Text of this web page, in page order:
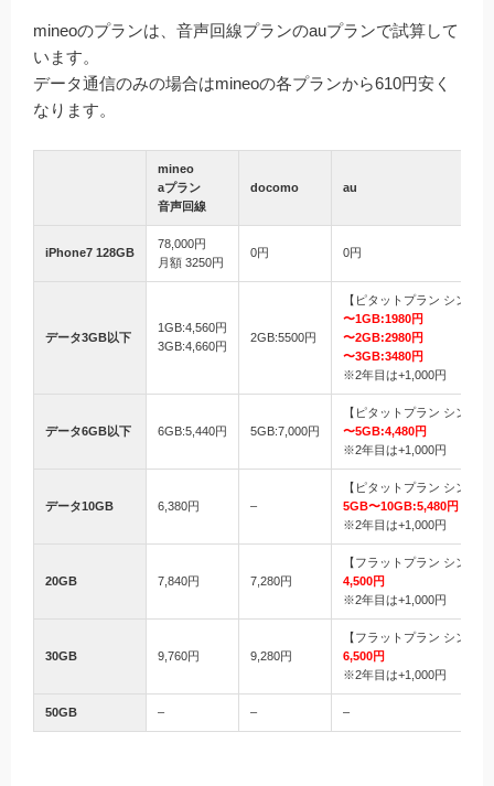
mineoのプランは、音声回線プランのauプランで試算して
います。
データ通信のみの場合はmineoの各プランから610円安く
なります。
mineo
aプラン
音声回線
docomo au
iPhone7 128GB
78,000円
月額 3250円
0円 0円
データ3GB以下
1GB:4,560円
3GB:4,660円
2GB:5500円
【ピタットプラン シンプ
〜1GB:1980円
〜2GB:2980円
〜3GB:3480円
※2年目は+1,000円
データ6GB以下 6GB:5,440円 5GB:7,000円
【ピタットプラン シンプ
〜5GB:4,480円
※2年目は+1,000円
データ10GB 6,380円 –
【ピタットプラン シンプ
5GB〜10GB:5,480円
※2年目は+1,000円
20GB 7,840円 7,280円
【フラットプラン シンプ
4,500円
※2年目は+1,000円
30GB 9,760円 9,280円
【フラットプラン シンプ
6,500円
※2年目は+1,000円
50GB – – –